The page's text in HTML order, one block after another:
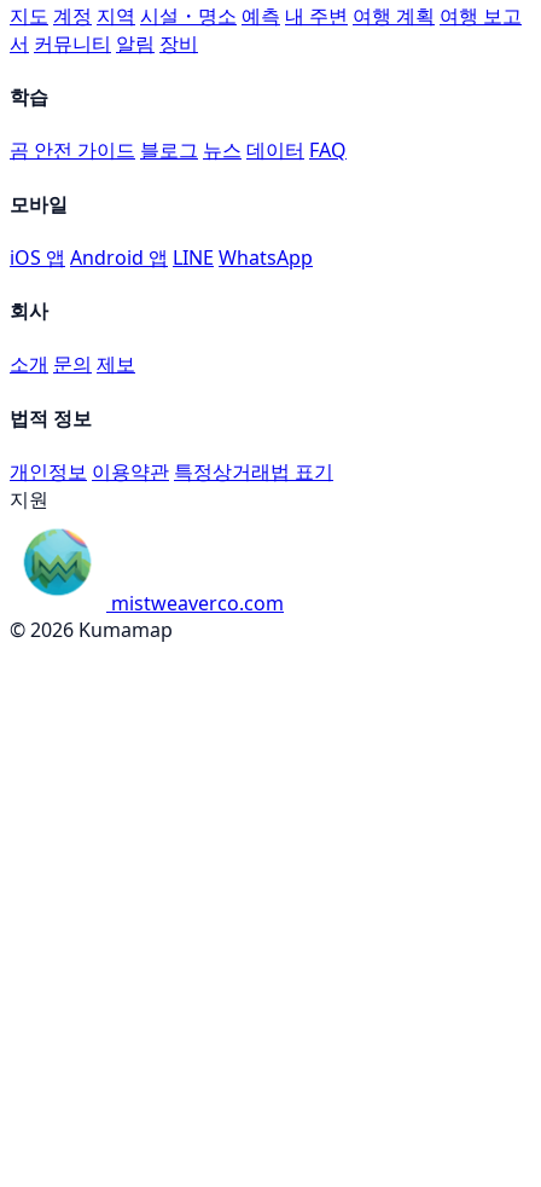
지도 계정 지역 시설・명소 예측 내 주변 여행 계획 여행 보고
서 커뮤니티 알림 장비
학습
곰 안전 가이드 블로그 뉴스 데이터 FAQ
모바일
iOS 앱 Android 앱 LINE WhatsApp
회사
소개 문의 제보
법적 정보
개인정보 이용약관 특정상거래법 표기
지원
mistweaverco.com
© 2026 Kumamap